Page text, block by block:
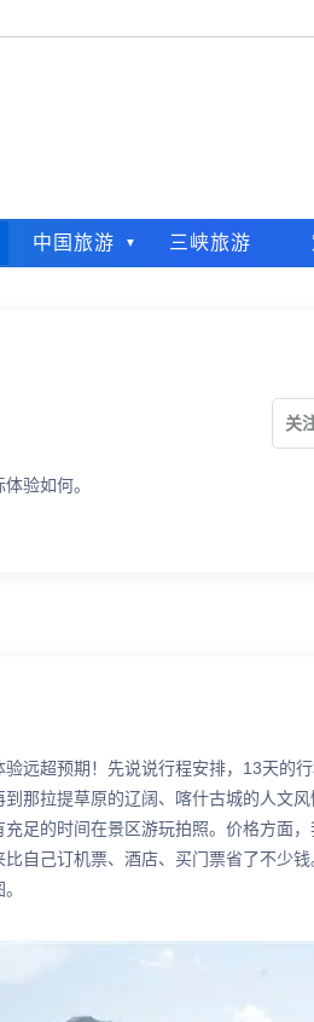
中国旅游 三峡旅游
关
验如何。
远超预期！先说说行程安排，13天的
那拉提草原的辽阔、喀什古城的人文
足的时间在景区游玩拍照。价格方面
自己订机票、酒店、买门票省了不少